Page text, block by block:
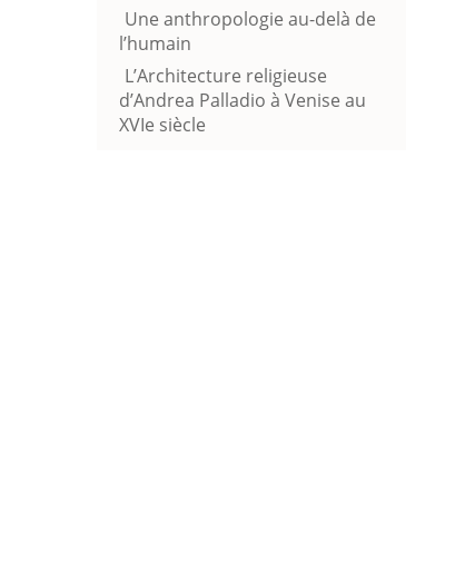
Une anthropologie au-delà de
l’humain
L’Architecture religieuse
d’Andrea Palladio à Venise au
XVIe siècle